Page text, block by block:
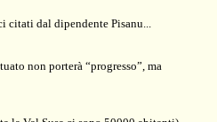
citati dal dipendente Pisanu...
non porterà “progresso”, ma